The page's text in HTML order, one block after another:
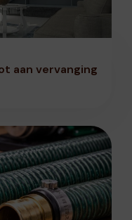
aan vervanging